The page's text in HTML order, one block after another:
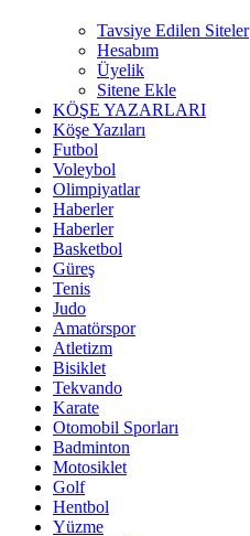
Tavsiye Edilen Siteler
Hesabım
Üyelik
Sitene Ekle
KÖŞE YAZARLARI
Köşe Yazıları
Futbol
Voleybol
Olimpiyatlar
Haberler
Haberler
Basketbol
Güreş
Tenis
Judo
Amatörspor
Atletizm
Bisiklet
Tekvando
Karate
Otomobil Sporları
Badminton
Motosiklet
Golf
Hentbol
Yüzme